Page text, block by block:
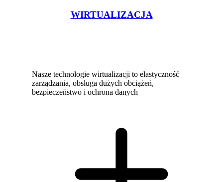
WIRTUALIZACJA
Nasze technologie wirtualizacji to elastyczność
zarządzania, obsługa dużych obciążeń,
bezpieczeństwo i ochrona danych